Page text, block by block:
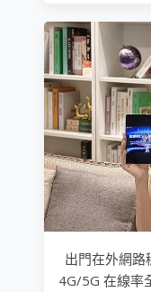
出門在外網路
4G/5G 在線率